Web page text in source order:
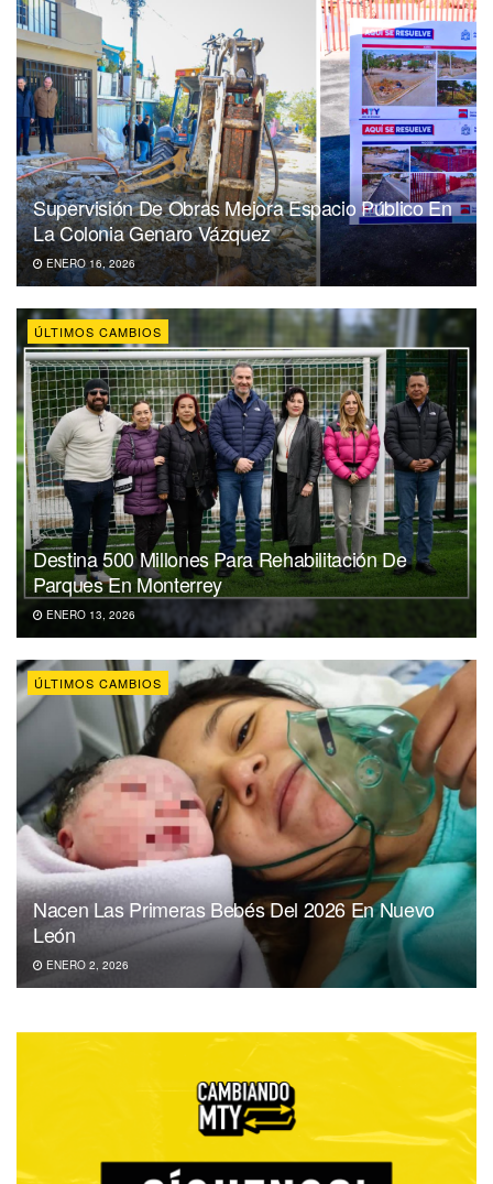
Supervisión De Obras Mejora Espacio Público En
La Colonia Genaro Vázquez
ENERO 16, 2026
ÚLTIMOS CAMBIOS
Destina 500 Millones Para Rehabilitación De
Parques En Monterrey
ENERO 13, 2026
ÚLTIMOS CAMBIOS
Nacen Las Primeras Bebés Del 2026 En Nuevo
León
ENERO 2, 2026